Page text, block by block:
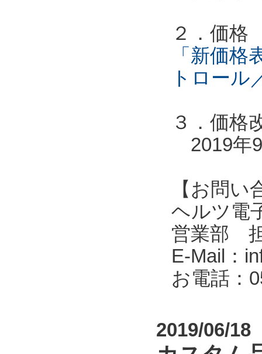
２．価格
「新価
トロール
３．価格
2019年
【お問い
ヘルツ電
営業部
E-Mail：
お電話：
2019/06/18